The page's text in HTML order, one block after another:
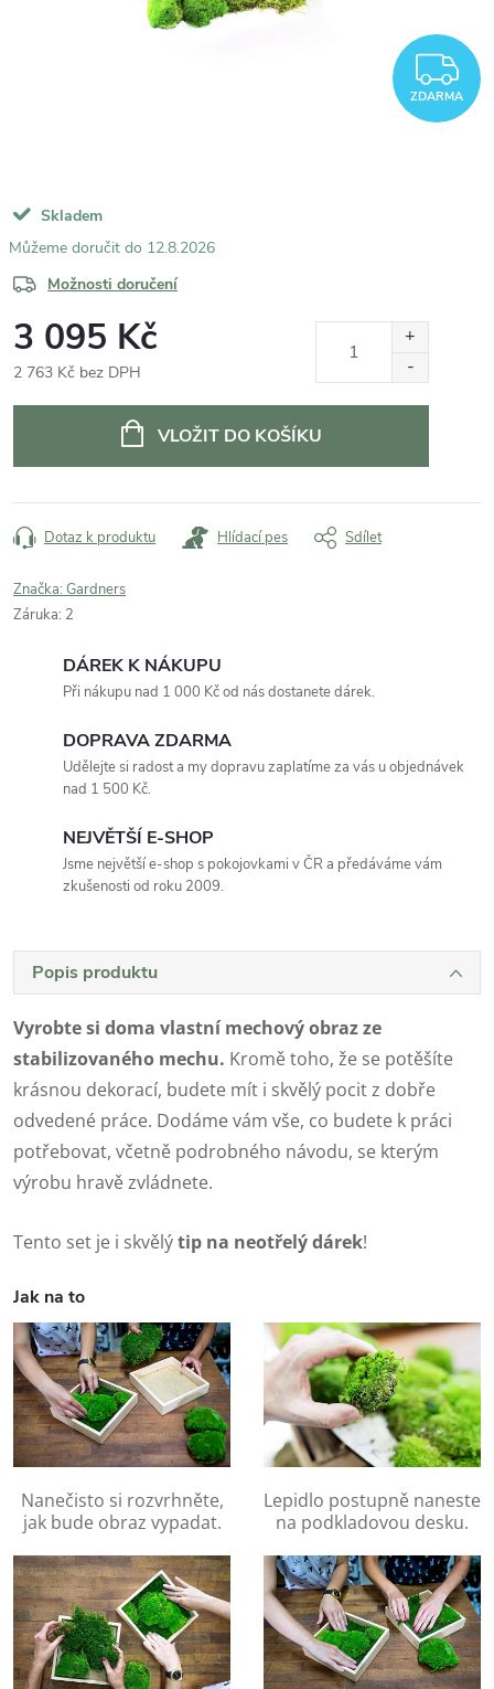
ZDARMA
Skladem
12.8.2026
Možnosti doručení
3 095 Kč
2 763 Kč bez DPH
VLOŽIT DO KOŠÍKU
Dotaz k produktu Hlídací pes Sdílet
Značka: Gardners
Záruka: 2
DÁREK K NÁKUPU
Při nákupu nad 1 000 Kč od nás dostanete dárek.
DOPRAVA ZDARMA
Udělejte si radost a my dopravu zaplatíme za vás u objednávek
nad 1 500 Kč.
NEJVĚTŠÍ E-SHOP
Jsme největší e-shop s pokojovkami v ČR a předáváme vám
zkušenosti od roku 2009.
Popis produktu
Vyrobte si doma vlastní mechový obraz ze
stabilizovaného mechu. Kromě toho, že se potěšíte
krásnou dekorací, budete mít i skvělý pocit z dobře
odvedené práce. Dodáme vám vše, co budete k práci
potřebovat, včetně podrobného návodu, se kterým
výrobu hravě zvládnete.
Tento set je i skvělýtip na neotřelý dárek!
Jak na to
Nanečisto si rozvrhněte,
jak bude obraz vypadat.
Lepidlo postupně naneste
na podkladovou desku.